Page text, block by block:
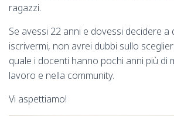
ragazzi.
Se avessi 22 anni e dovessi decidere a
iscrivermi, non avrei dubbi sullo
quale i docenti hanno pochi anni più di
lavoro e nella community.
Vi aspettiamo!